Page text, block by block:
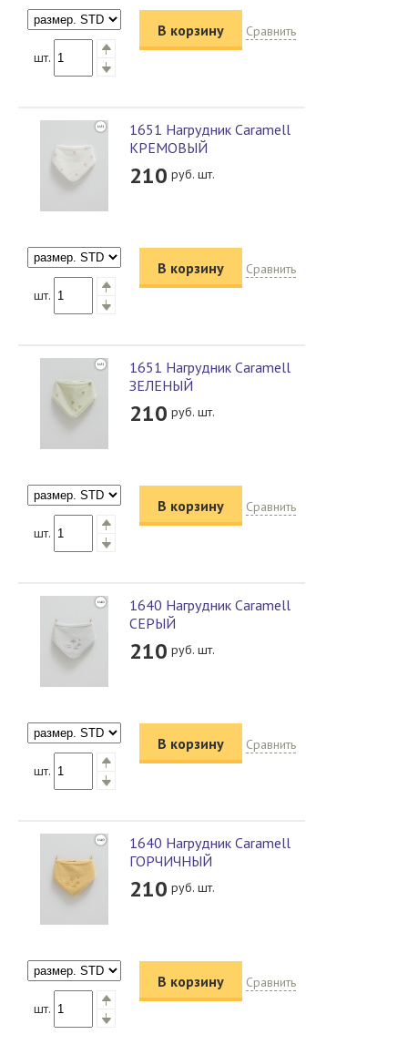
шт.
В корзину Сравнить
1651 Нагрудник Caramell
КРЕМОВЫЙ
210 руб. шт.
шт.
В корзину Сравнить
1651 Нагрудник Caramell
ЗЕЛЕНЫЙ
210 руб. шт.
шт.
В корзину Сравнить
1640 Нагрудник Caramell
СЕРЫЙ
210 руб. шт.
шт.
В корзину Сравнить
1640 Нагрудник Caramell
ГОРЧИЧНЫЙ
210 руб. шт.
шт.
В корзину Сравнить